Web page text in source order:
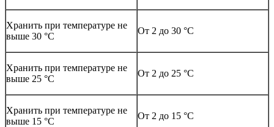
Хранить при температуре не
выше 30 °С
От 2 до 30 °С
Хранить при температуре не
выше 25 °С
От 2 до 25 °С
Хранить при температуре не
выше 15 °С
От 2 до 15 °С